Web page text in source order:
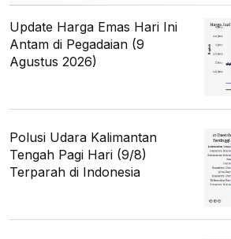
Update Harga Emas Hari Ini
Antam di Pegadaian (9
Agustus 2026)
Polusi Udara Kalimantan
Tengah Pagi Hari (9/8)
Terparah di Indonesia